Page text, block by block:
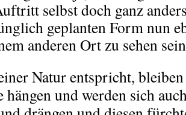
selbst doch ganz
geplanten Form nun
anderen Ort zu sehen
Natur entspricht,
hängen und werden sich